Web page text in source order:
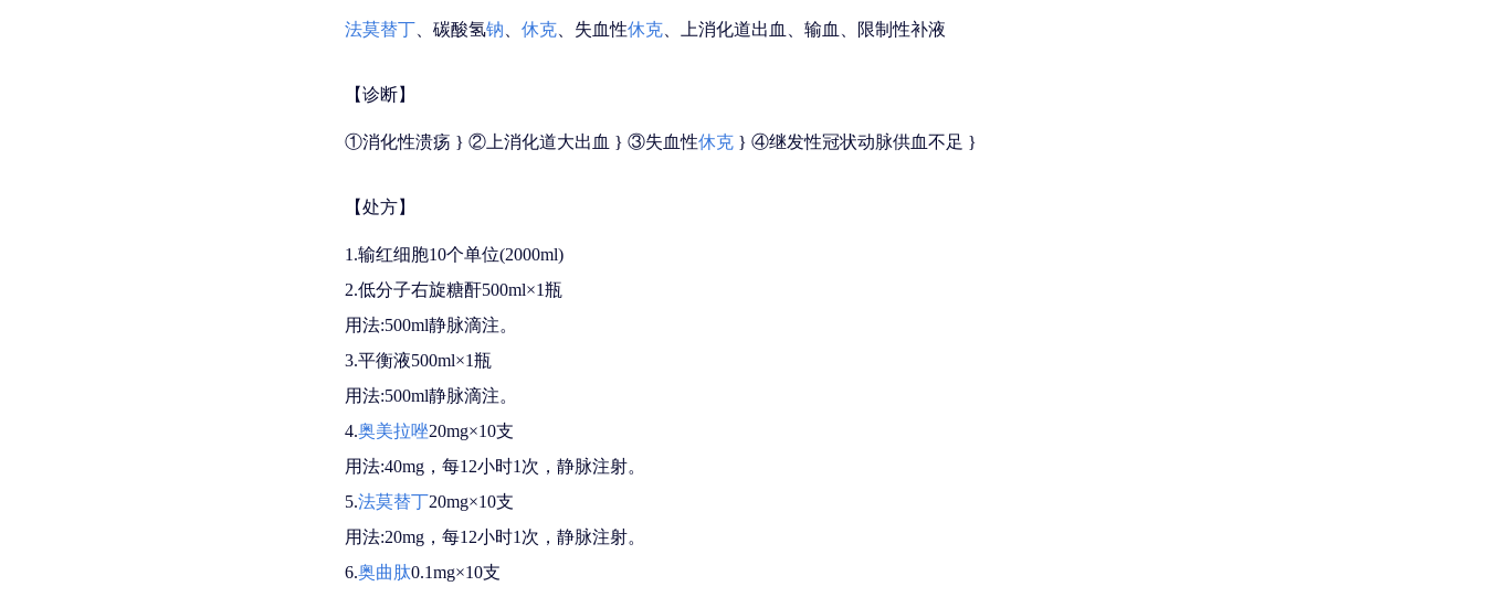
法莫替丁 、碳酸氢钠 休克 、失血性休克 、上消化道出血、输血、限制性补液
【诊断】
①消化性溃疡 } ②上消化道大出血 } ③失血性休克 } ④继发性冠状动脉供血不足 }
【处方】
1.输红细胞10个单位(2000ml)
2.低分子右旋糖酐500ml×1瓶
用法:500ml静脉滴注。
3.平衡液500ml×1瓶
用法:500ml静脉滴注。
4.奥美拉唑20mg×10支
用法:40mg，每12小时1次，静脉注射。
5.法莫替丁20mg×10支
用法:20mg，每12小时1次，静脉注射。
6.奥曲肽0.1mg×10支